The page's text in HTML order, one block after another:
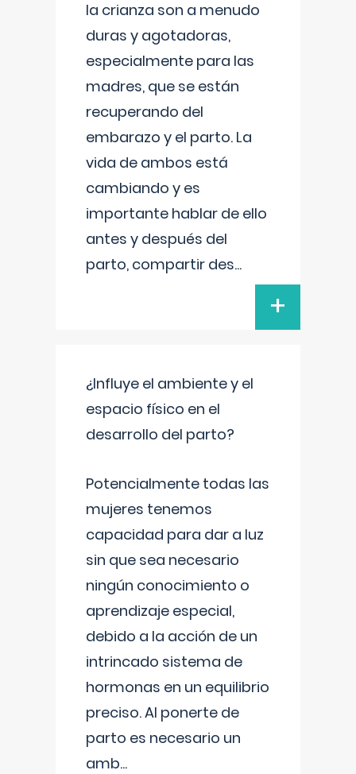
la crianza son a menudo
duras y agotadoras,
especialmente para las
madres, que se están
recuperando del
embarazo y el parto. La
vida de ambos está
cambiando y es
importante hablar de ello
antes y después del
parto, compartir des...
+
¿Influye el ambiente y el
espacio físico en el
desarrollo del parto?
Potencialmente todas las
mujeres tenemos
capacidad para dar a luz
sin que sea necesario
ningún conocimiento o
aprendizaje especial,
debido a la acción de un
intrincado sistema de
hormonas en un equilibrio
preciso. Al ponerte de
parto es necesario un
amb...